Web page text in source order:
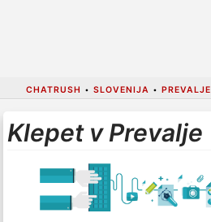
CHATRUSH • SLOVENIJA • PREVALJE
Klepet v Prevalje